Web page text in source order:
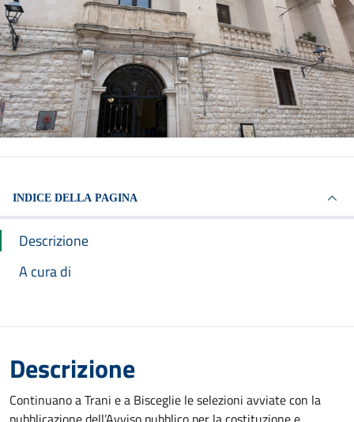
INDICE DELLA PAGINA
Descrizione
A cura di
Descrizione
Continuano a Trani e a Bisceglie le selezioni avviate con la